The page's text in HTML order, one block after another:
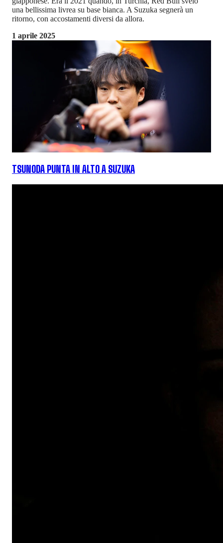
una bellissima livrea su base bianca. A Suzuka segnerà un
ritorno, con accostamenti diversi da allora.
1 aprile 2025
TSUNODA PUNTA IN ALTO A SUZUKA